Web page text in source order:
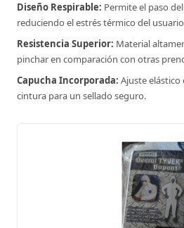
Diseño Respirable: Permite el paso
reduciendo el estrés térmico del
Resistencia Superior: Material
pinchar en comparación con otras
Capucha Incorporada: Ajuste
cintura para un sellado seguro.